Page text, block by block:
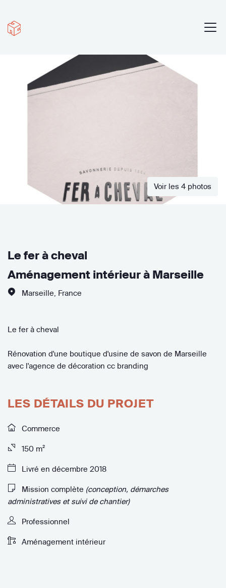
Voir les 4 photos
Le fer à cheval
Aménagement intérieur à Marseille
Marseille France
Le fer à cheval
Rénovation d'une boutique d'usine de savon de Marseille
avec l'agence de décoration cc branding
LES DÉTAILS DU PROJET
Commerce
150 m²
Livré en décembre 2018
Mission complète (conception, démarches
administratives et suivi de chantier)
Professionnel
Aménagement intérieur